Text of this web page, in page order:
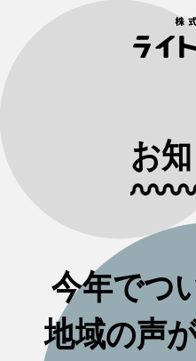
お
今年でつ
地域の声